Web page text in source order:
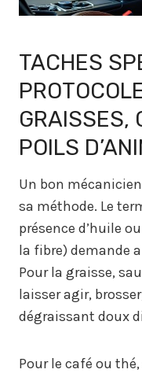
TACHES
GRAISSES,
POILS
Un bon
sa méthode. Le
présence d’huile
la fibre) demande
Pour la graisse,
laisser agir,
dégraissant doux
Pour le café ou